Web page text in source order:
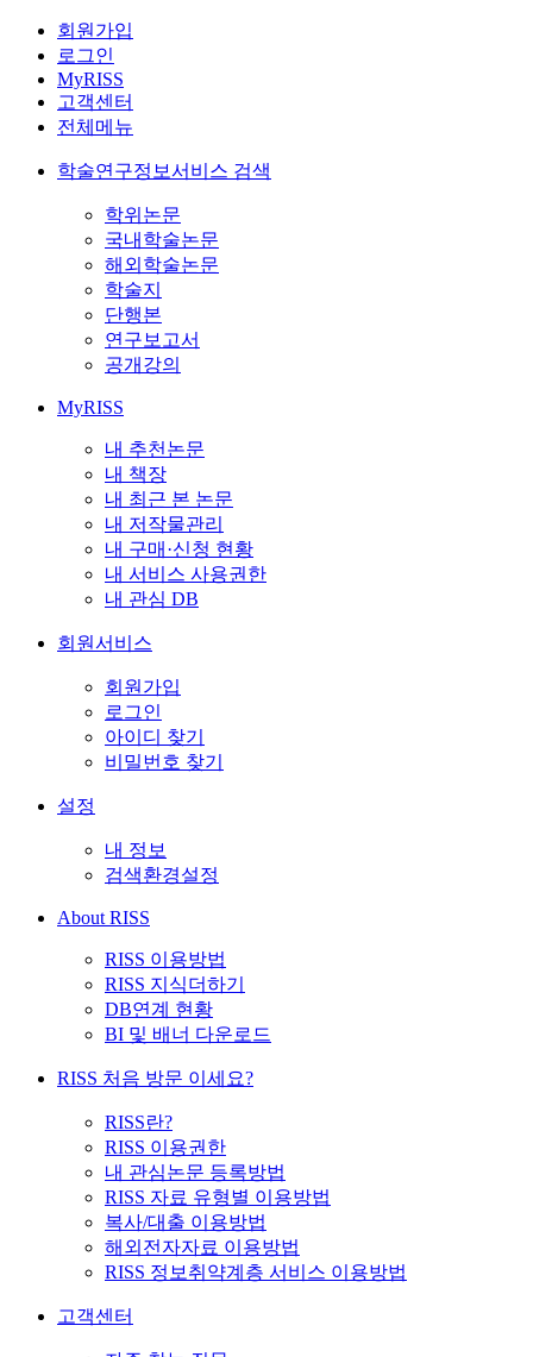
회원가입
로그인
MyRISS
고객센터
전체메뉴
학술연구정보서비스 검색
학위논문
국내학술논문
해외학술논문
학술지
단행본
연구보고서
공개강의
MyRISS
내 추천논문
내 책장
내 최근 본 논문
내 저작물관리
내 구매·신청 현황
내 서비스 사용권한
내 관심 DB
회원서비스
회원가입
로그인
아이디 찾기
비밀번호 찾기
설정
내 정보
검색환경설정
About RISS
RISS 이용방법
RISS 지식더하기
DB연계 현황
BI 및 배너 다운로드
RISS 처음 방문 이세요?
RISS란?
RISS 이용권한
내 관심논문 등록방법
RISS 자료 유형별 이용방법
복사/대출 이용방법
해외전자자료 이용방법
RISS 정보취약계층 서비스 이용방법
고객센터